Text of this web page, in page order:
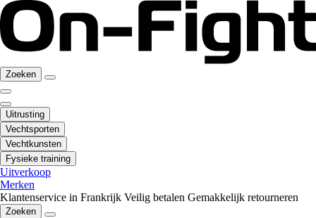
Zoeken
Uitrusting
Vechtsporten
Vechtkunsten
Fysieke training
Uitverkoop
Merken
Klantenservice in Frankrijk Veilig betalen Gemakkelijk retourneren
Zoeken